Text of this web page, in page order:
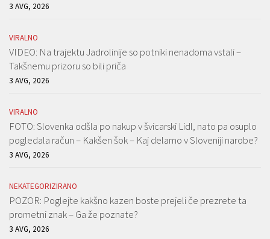
3 AVG, 2026
VIRALNO
VIDEO: Na trajektu Jadrolinije so potniki nenadoma vstali –
Takšnemu prizoru so bili priča
3 AVG, 2026
VIRALNO
FOTO: Slovenka odšla po nakup v švicarski Lidl, nato pa osuplo
pogledala račun – Kakšen šok – Kaj delamo v Sloveniji narobe?
3 AVG, 2026
NEKATEGORIZIRANO
POZOR: Poglejte kakšno kazen boste prejeli če prezrete ta
prometni znak – Ga že poznate?
3 AVG, 2026